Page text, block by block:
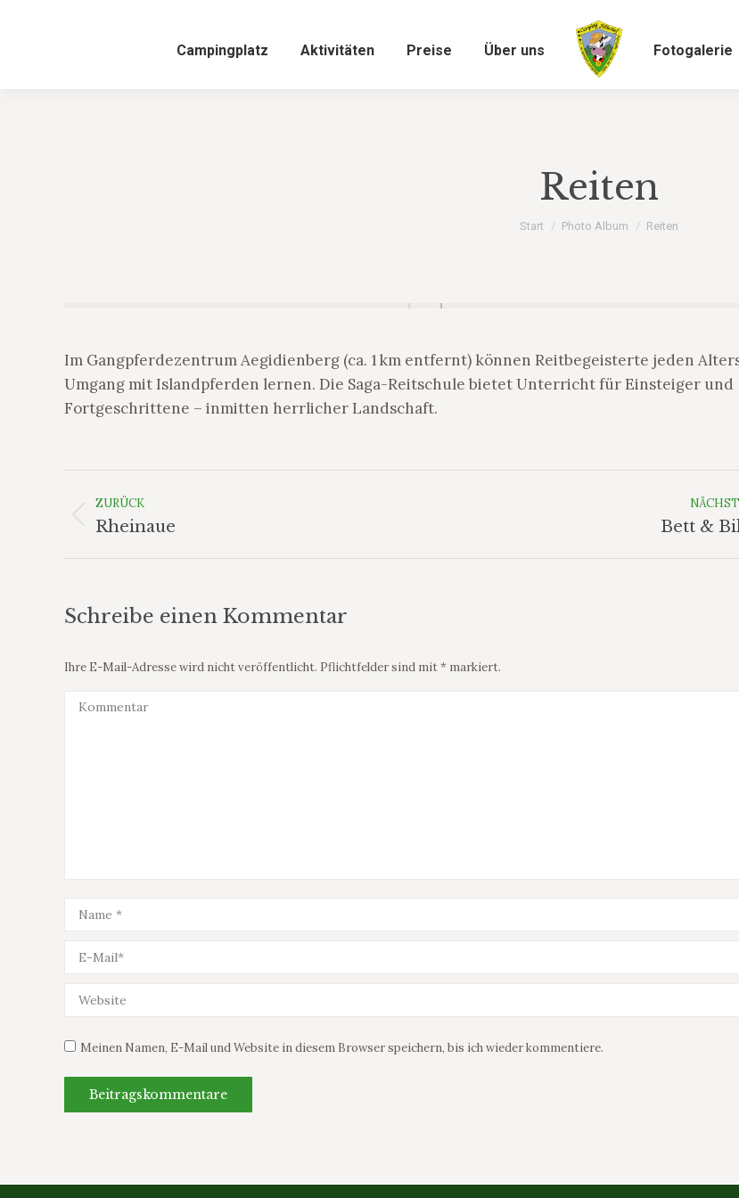
Campingplatz Aktivitäten Preise Über uns Fotogalerie
Reiten
Sie befinden sich hier:
Start Photo Album Reiten
Im Gangpferdezentrum Aegidienberg (ca. 1 km entfernt) können Reitbegeisterte jeden
Umgang mit Islandpferden lernen. Die Saga-Reitschule bietet Unterricht für Einsteiger und
Fortgeschrittene – inmitten herrlicher Landschaft.
Navigation
ZURÜCK
Vorheriges
Rheinaue Bett &
Schreibe einen Kommentar
Ihre E-Mail-Adresse wird nicht veröffentlicht. Pflichtfelder sind mit* markiert.
Kommentar
Name *
E-Mail *
Website
Meinen Namen, E-Mail und Website in diesem Browser speichern, bis ich wieder kommentiere.
Beitragskommentare